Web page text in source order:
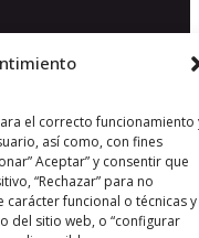
el correcto funcionamiento
así como, con fines
Aceptar” y consentir que
“Rechazar” para no
carácter funcional o técnicas y
del sitio web, o “configurar